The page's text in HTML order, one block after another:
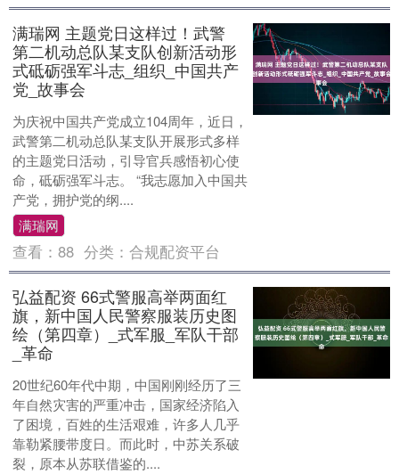
满瑞网 主题党日这样过！武警
第二机动总队某支队创新活动形
式砥砺强军斗志_组织_中国共产
党_故事会
为庆祝中国共产党成立104周年，近日，
武警第二机动总队某支队开展形式多样
的主题党日活动，引导官兵感悟初心使
命，砥砺强军斗志。 “我志愿加入中国共
产党，拥护党的纲....
满瑞网
查看：88 分类：合规配资平台
弘益配资 66式警服高举两面红
旗，新中国人民警察服装历史图
绘（第四章）_式军服_军队干部
_革命
20世纪60年代中期，中国刚刚经历了三
年自然灾害的严重冲击，国家经济陷入
了困境，百姓的生活艰难，许多人几乎
靠勒紧腰带度日。而此时，中苏关系破
裂，原本从苏联借鉴的....